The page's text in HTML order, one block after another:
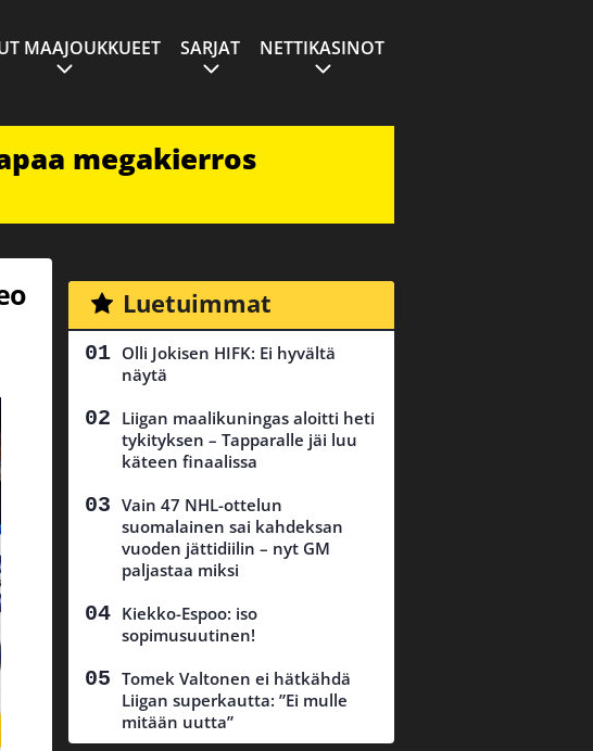
MAAJOUKKUEET SARJAT NETTIKASINOT
megakierros
Luetuimmat
Olli Jokisen HIFK: Ei hyvältä
näytä
Liigan maalikuningas aloitti heti
tykityksen – Tapparalle jäi luu
käteen finaalissa
Vain 47 NHL-ottelun
suomalainen sai kahdeksan
vuoden jättidiilin – nyt GM
paljastaa miksi
Kiekko-Espoo: iso
sopimusuutinen!
Tomek Valtonen ei hätkähdä
Liigan superkautta: ”Ei mulle
mitään uutta”